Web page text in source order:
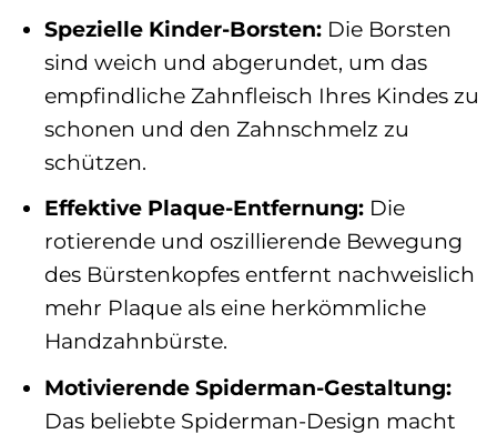
Spezielle Kinder-Borsten:Die Borsten
sind weich und abgerundet, um das
empfindliche Zahnfleisch Ihres Kindes zu
schonen und den Zahnschmelz zu
schützen.
Effektive Plaque-Entfernung:Die
rotierende und oszillierende Bewegung
des Bürstenkopfes entfernt nachweislich
mehr Plaque als eine herkömmliche
Handzahnbürste.
Motivierende Spiderman-Gestaltung:
Das beliebte Spiderman-Design macht